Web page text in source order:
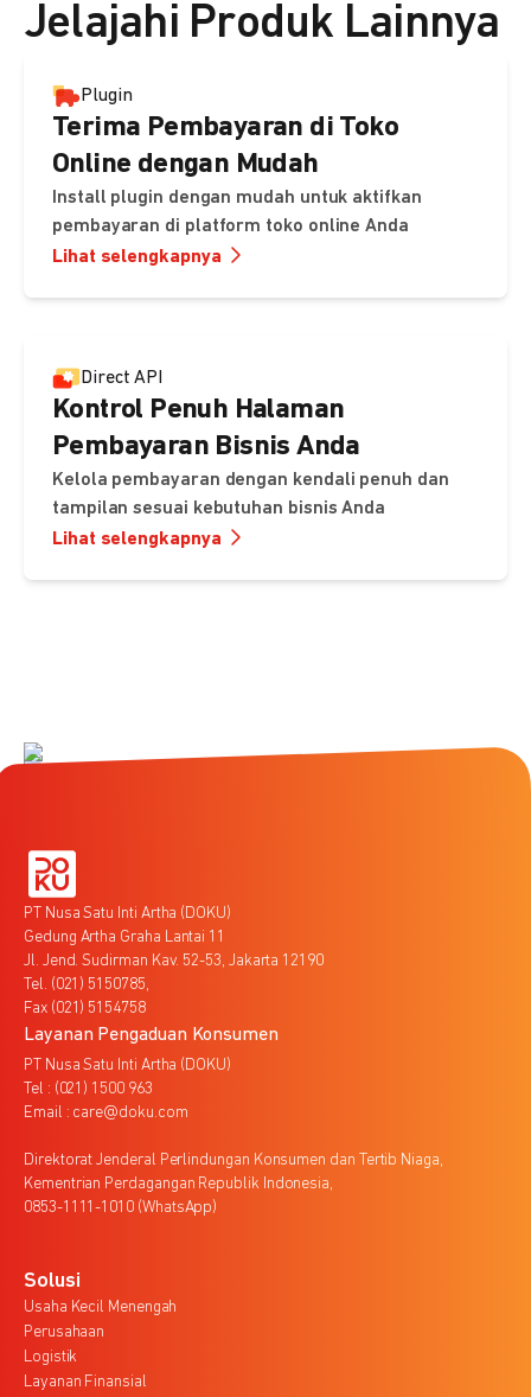
Jelajahi Produk Lainnya
Plugin
Terima Pembayaran di Toko
Online dengan Mudah
Install plugin dengan mudah untuk aktifkan
pembayaran di platform toko online Anda
Lihat selengkapnya
Direct API
Kontrol Penuh Halaman
Pembayaran Bisnis Anda
Kelola pembayaran dengan kendali penuh dan
tampilan sesuai kebutuhan bisnis Anda
Lihat selengkapnya
PT Nusa Satu Inti Artha (DOKU)
Gedung Artha Graha Lantai 11
Jl. Jend. Sudirman Kav. 52-53, Jakarta 12190
Tel. (021) 5150785,
Fax (021) 5154758
Layanan Pengaduan Konsumen
PT Nusa Satu Inti Artha (DOKU)
Tel : (021) 1500 963
Email : care@doku.com
Direktorat Jenderal Perlindungan Konsumen dan Tertib Niaga,
Kementrian Perdagangan Republik Indonesia,
0853-1111-1010 (WhatsApp)
Solusi
Usaha Kecil Menengah
Perusahaan
Logistik
Layanan Finansial